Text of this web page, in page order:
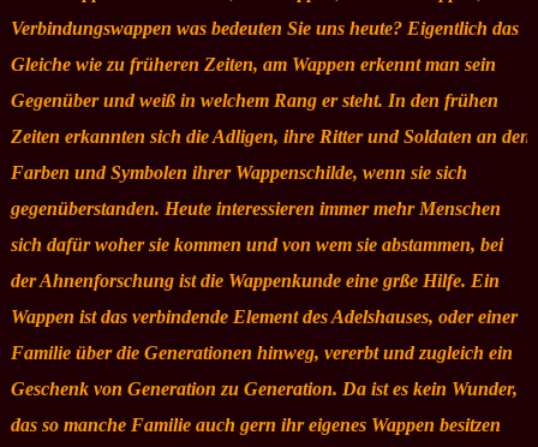
Verbindungswappen was bedeuten Sie uns heute? Eigentlich das
Gleiche wie zu früheren Zeiten, am Wappen erkennt man sein
Gegenüber und weiß in welchem Rang er steht. In den frühen
Zeiten erkannten sich die Adligen, ihre Ritter und Soldaten an den
Farben und Symbolen ihrer Wappenschilde, wenn sie sich
gegenüberstanden. Heute interessieren immer mehr Menschen
sich dafür woher sie kommen und von wem sie abstammen, bei
der Ahnenforschung ist die Wappenkunde eine grße Hilfe. Ein
Wappen ist das verbindende Element des Adelshauses, oder einer
Familie über die Generationen hinweg, vererbt und zugleich ein
Geschenk von Generation zu Generation. Da ist es kein Wunder,
das so manche Familie auch gern ihr eigenes Wappen besitzen